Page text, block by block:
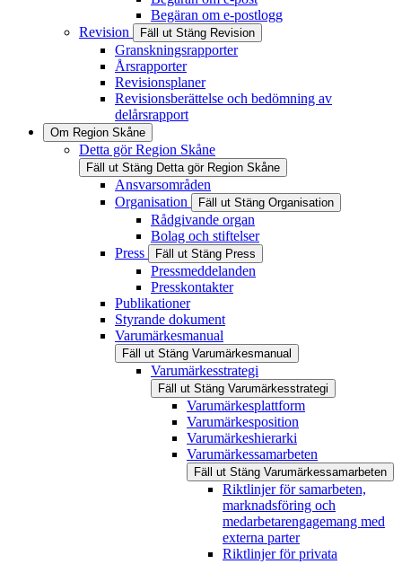
Begäran om e-postlogg
Revision
Fäll ut Stäng Revision
Granskningsrapporter
Årsrapporter
Revisionsplaner
Revisionsberättelse och bedömning av
delårsrapport
Om Region Skåne
Detta gör Region Skåne
Fäll ut Stäng Detta gör Region Skåne
Ansvarsområden
Organisation
Fäll ut Stäng Organisation
Rådgivande organ
Bolag och stiftelser
Press
Fäll ut Stäng Press
Pressmeddelanden
Presskontakter
Publikationer
Styrande dokument
Varumärkesmanual
Fäll ut Stäng Varumärkesmanual
Varumärkesstrategi
Fäll ut Stäng Varumärkesstrategi
Varumärkesplattform
Varumärkesposition
Varumärkeshierarki
Varumärkessamarbeten
Fäll ut Stäng Varumärkessamarbeten
Riktlinjer för samarbeten,
marknadsföring och
medarbetarengagemang med
externa parter
Riktlinjer för privata